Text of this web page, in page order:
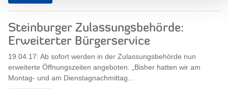
Steinburger Zulassungsbehörde:
Erweiterter Bürgerservice
19.04.17: Ab sofort werden in der Zulassungsbehörde nun
erweiterte Öffnungszeiten angeboten. „Bisher hatten wir am
Montag- und am Dienstagnachmittag...